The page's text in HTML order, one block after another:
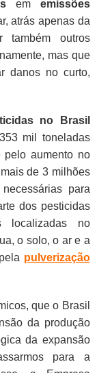
em emissões
atrás apenas da
também outros
mas que
danos no curto,
no Brasil
mil toneladas
pelo aumento no
de 3 milhões
para
dos pesticidas
localizadas no
o solo, o ar e a
pulverização
que o Brasil
da produção
da expansão
para a